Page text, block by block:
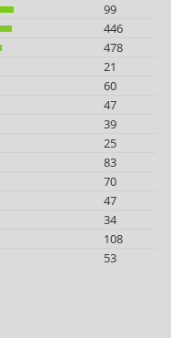
99
446
478
21
60
47
39
25
83
70
47
34
108
53